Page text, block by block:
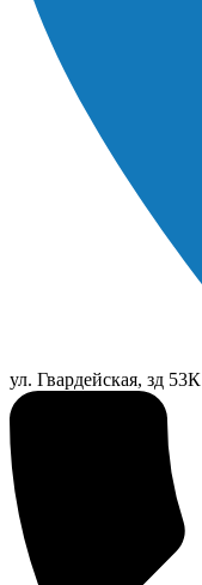
ул. Гвардейская, зд 53К